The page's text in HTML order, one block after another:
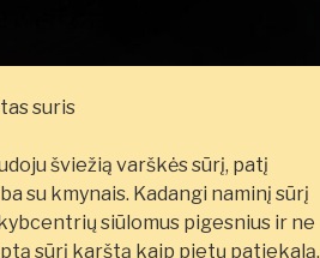
šviežią varškės sūrį, patį
su kmynais. Kadangi naminį sūrį
siūlomus pigesnius ir ne
sūrį karštą kaip pietų patiekalą,